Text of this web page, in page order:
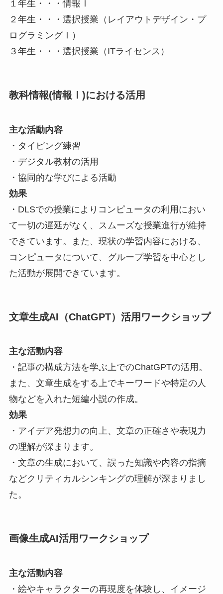
１年生・・・情報Ⅰ
２年生・・・選択授業（レイアウトデザイン・プ
ログラミングⅠ）
３年生・・・選択授業（ITライセンス）
教科情報(情報Ⅰ)における活用
主な活動内容
・タイピング練習
・デジタル教材の活用
・協同的な学びによる活動
効果
・DLSでの授業によりコンピュータの利用におい
て一切の遅延がなく、スムーズな授業進行が維持
できています。また、現状の学習内容における、
コンピュータについて、グループ学習を中心とし
た活動が展開できています。
文章生成AI（ChatGPT）活用ワークショップ
主な活動内容
・記事の構成方法を学ぶ上でのChatGPTの活用。
また、文章生成をする上でキーワードや特定の人
物などを入れた短編小説の作成。
効果
・アイデア発想力の向上、文章の正確さや表現力
の理解が深まります。
・文章の生成において、誤った知識や内容の指摘
などクリティカルシンキングの理解が深まりまし
た。
画像生成AI活用ワークショップ
主な活動内容
・絵やキャラクターの再現度を体験し、イメージ